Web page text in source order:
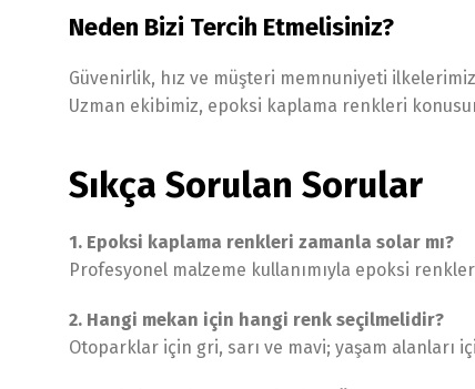
Neden Bizi Tercih Etmelisiniz?
Güvenirlik, hız ve müşteri memnuniyeti
Uzman ekibimiz, epoksi kaplama renkleri
Sıkça Sorulan Sorular
1. Epoksi kaplama renkleri zamanla solar mı?
Profesyonel malzeme kullanımıyla epoksi
2. Hangi mekan için hangi renk seçilmelidir?
Otoparklar için gri, sarı ve mavi; yaşam